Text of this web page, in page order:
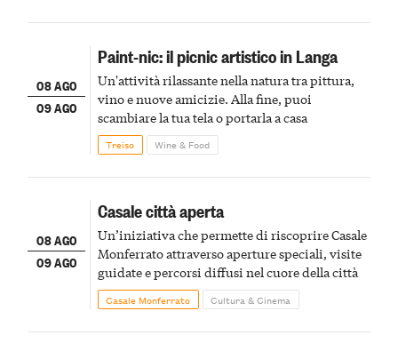
08 AGO
09 AGO
Paint-nic: il picnic artistico in Langa
Un'attività rilassante nella natura tra pittura,
vino e nuove amicizie. Alla fine, puoi
scambiare la tua tela o portarla a casa
Treiso Wine & Food
08 AGO
09 AGO
Casale città aperta
Un’iniziativa che permette di riscoprire Casale
Monferrato attraverso aperture speciali, visite
guidate e percorsi diffusi nel cuore della città
Casale Monferrato Cultura & Cinema